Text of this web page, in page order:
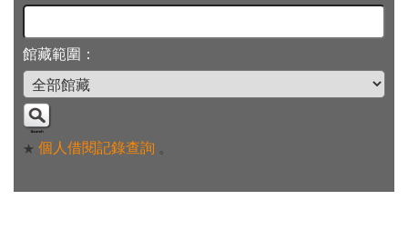
館藏範圍：
★ 個人借閱記錄查詢 。